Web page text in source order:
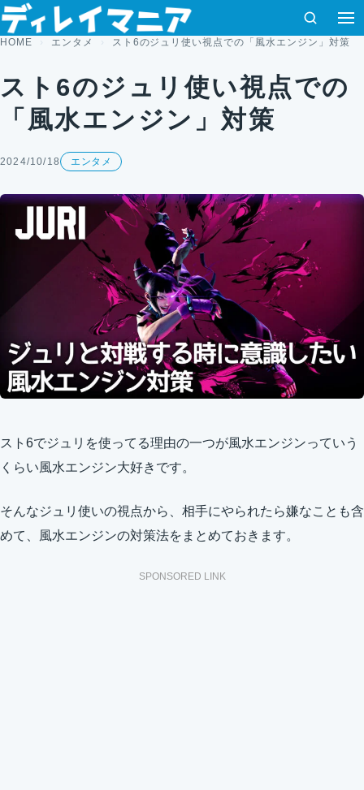
コンテンツへスキップ
検索
HOME エンタメ スト6のジュリ使い視点での「風水エンジン」対策
スト6のジュリ使い視点での
「風水エンジン」対策
2024/10/18 エンタメ
スト6でジュリを使ってる理由の一つが風水エンジンっていう
くらい風水エンジン大好きです。
そんなジュリ使いの視点から、相手にやられたら嫌なことも含
めて、風水エンジンの対策法をまとめておきます。
SPONSORED LINK